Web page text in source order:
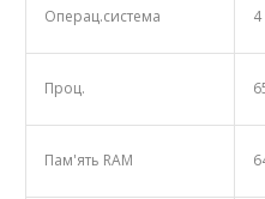
Операц.система
Проц.
Пам'ять RAM